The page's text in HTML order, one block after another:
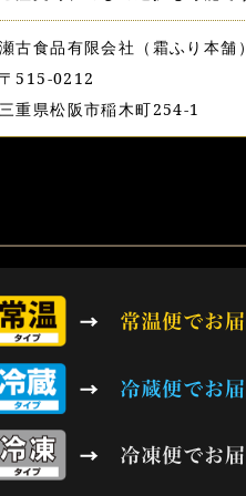
瀬古食品有限会社（霜ふり本舗）
〒515-0212
三重県松阪市稲木町254-1